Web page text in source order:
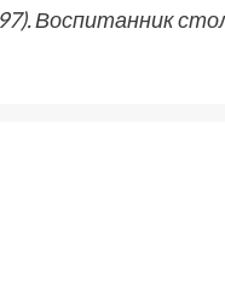
Воспитанник